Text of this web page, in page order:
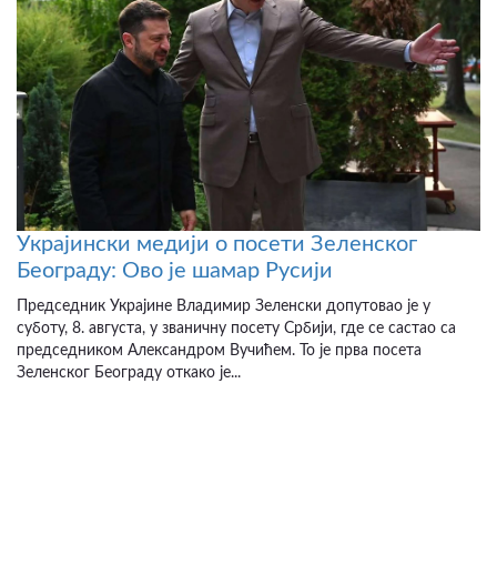
Украјински медији о посети Зеленског
Београду: Ово је шамар Русији
Председник Украјине Владимир Зеленски допутовао је у
суботу, 8. августа, у званичну посету Србији, где се састао са
председником Александром Вучићем. То је прва посета
Зеленског Београду откако је...